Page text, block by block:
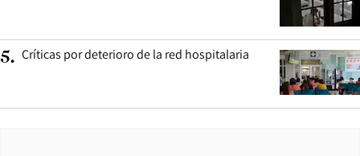
5. Críticas por deterioro de la red hospitalaria